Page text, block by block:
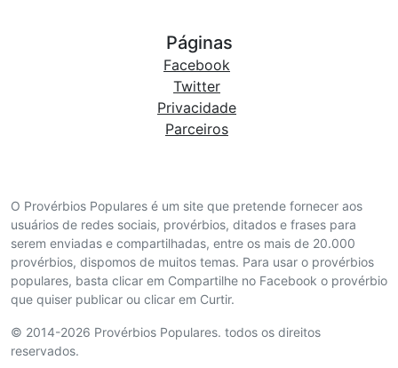
O Provérbios Populares é um site que pretende fornecer aos
usuários de redes sociais, provérbios, ditados e frases para
serem enviadas e compartilhadas, entre os mais de 20.000
provérbios, dispomos de muitos temas. Para usar o provérbios
populares, basta clicar em Compartilhe no Facebook o provérbio
que quiser publicar ou clicar em Curtir.
© 2014-2026 Provérbios Populares. todos os direitos
reservados.
Páginas
Facebook
Twitter
Privacidade
Parceiros